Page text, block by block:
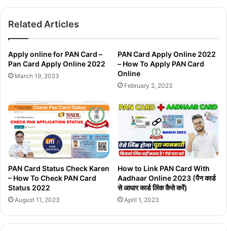
Related Articles
Apply online for PAN Card –
Pan Card Apply Online 2022
March 19, 2023
PAN Card Apply Online 2022
– How To Apply PAN Card
Online
February 2, 2023
PAN Card Status Check Karen
– How To Check PAN Card
Status 2022
August 11, 2023
How to Link PAN Card With
Aadhaar Online 2023 (पैन कार्ड
से आधार कार्ड लिंक कैसे करें)
April 1, 2023